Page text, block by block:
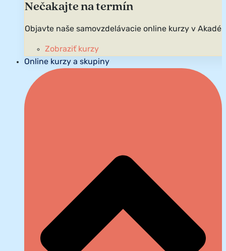
Nečakajte na termín
Objavte naše samovzdelávacie online kurzy v
Zobraziť kurzy
Online kurzy a skupiny